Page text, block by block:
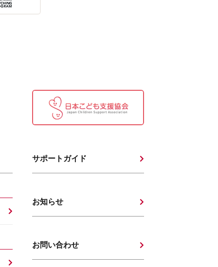
サポートガイド
お知らせ
お問い合わせ